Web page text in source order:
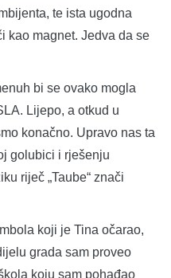
te ista ugodna
kao magnet. Jedva da se
bi se ovako mogla
Lijepo, a otkud u
konačno. Upravo nas ta
golubici i rješenju
riječ „Taube“ znači
koji je Tina očarao,
grada sam proveo
koju sam pohađao